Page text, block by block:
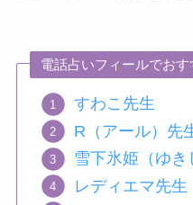
電話占いフィールでお
すわこ先生
R（アール）先
雪下氷姫（ゆき
レディエマ先生